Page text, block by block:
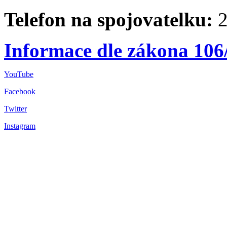
Telefon na spojovatelku:
Informace dle zákona
YouTube
Facebook
Twitter
Instagram